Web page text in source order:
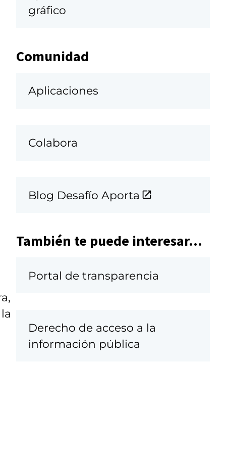
gráfico
Comunidad
Aplicaciones
Colabora
Blog Desafío Aporta
También te puede interesar...
Portal de transparencia
Derecho de acceso a la
información pública